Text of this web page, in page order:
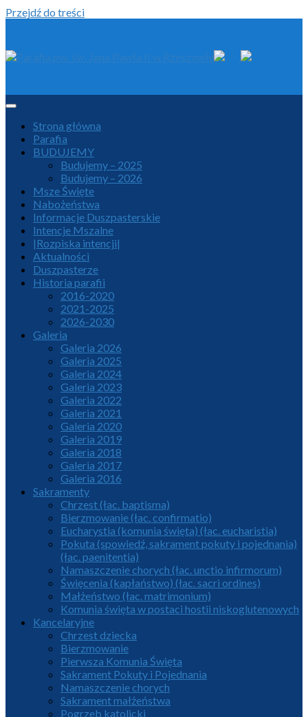
Przejdź do treści
Strona główna
Parafia
BUDUJEMY
Budujemy – 2025
Budujemy – 2026
Msze Święte
Nabożeństwa
Informacje Duszpasterskie
Intencje Mszalne
|Rozpiska intencji|
Aktualności
Duszpasterze
Historia parafii
2016-2020
2021-2025
2026-2030
Galeria
Galeria 2026
Galeria 2025
Galeria 2024
Galeria 2023
Galeria 2022
Galeria 2021
Galeria 2020
Galeria 2019
Galeria 2018
Galeria 2017
Galeria 2016
Sakramenty
Chrzest (łac. baptisma)
Bierzmowanie (łac. confirmatio)
Eucharystia (komunia święta) (łac. eucharistia)
Pokuta (spowiedź, sakrament pokuty i pojednania)
(łac. paenitentia)
Namaszczenie chorych (łac. unctio infirmorum)
Święcenia (kapłaństwo) (łac. sacri ordines)
Małżeństwo (łac. matrimonium)
Komunia święta w postaci hostii niskoglutenowych
Kancelaryjne
Chrzest dziecka
Bierzmowanie
Pierwsza Komunia Święta
Sakrament Pokuty i Pojednania
Namaszczenie chorych
Sakrament małżeństwa
Pogrzeb katolicki